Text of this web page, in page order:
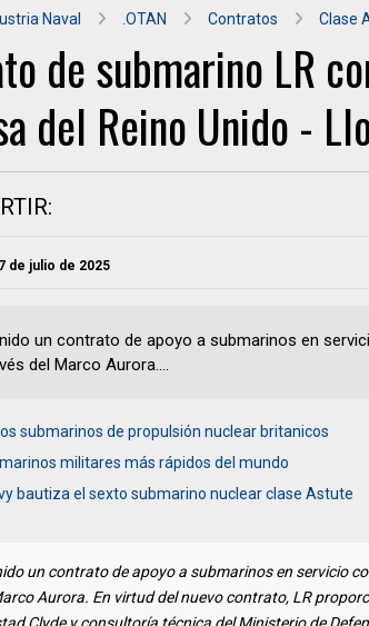
Naval .OTAN Contratos Clase
de submarino LR
del Reino Unido -
de julio de 2025
un contrato de apoyo a submarinos en
del Marco Aurora....
submarinos de propulsión nuclear britanicos
militares más rápidos del mundo
bautiza el sexto submarino nuclear clase Astute
un contrato de apoyo a submarinos en servicio
Aurora. En virtud del nuevo contrato, LR